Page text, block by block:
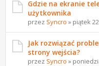
Gdzie na ekranie
użytkownika
przez Syncro » piątek
Jak rozwiązać
strony wejścia?
przez Syncro »